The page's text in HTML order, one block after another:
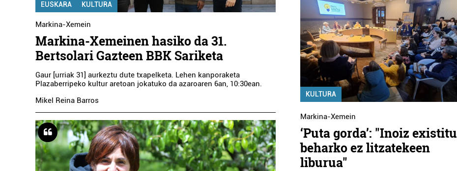
EUSKARA KULTURA
Markina-Xemein
Markina-Xemeinen hasiko da 31.
Bertsolari Gazteen BBK Sariketa
Gaur [urriak 31] aurkeztu dute txapelketa. Lehen kanporaketa
Plazaberripeko kultur aretoan jokatuko da azaroaren 6an, 10:30ean.
Mikel Reina Barros
KULTURA
Markina-Xemein
‘Puta gorda’: "Inoiz existitu
beharko ez litzatekeen
liburua"